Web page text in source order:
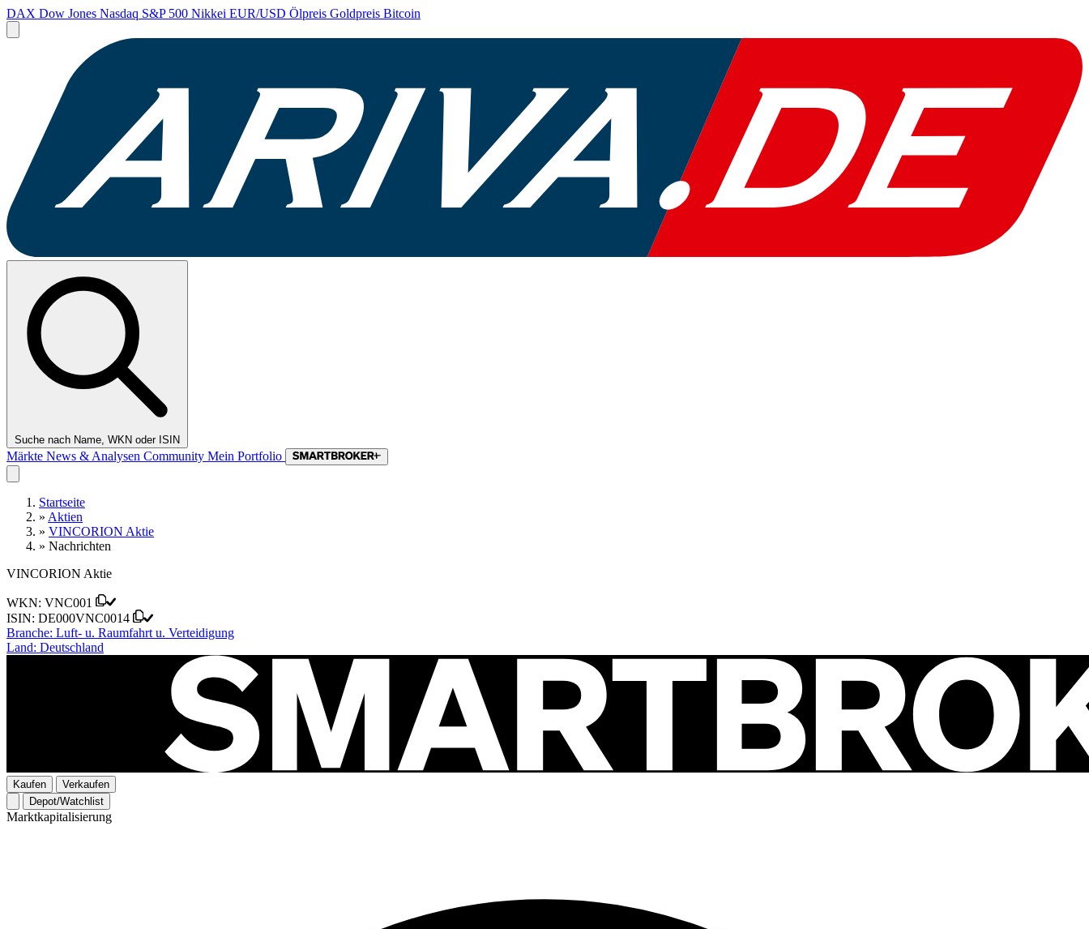
DAX Dow Jones Nasdaq S&P 500 Nikkei EUR/USD Ölpreis Goldpreis Bitcoin
Suche nach Name, WKN oder ISIN
Märkte News & Analysen Community Mein Portfolio
Startseite
» Aktien
» VINCORION Aktie
» Nachrichten
VINCORION Aktie
WKN: VNC001
ISIN: DE000VNC0014
Branche: Luft- u. Raumfahrt u. Verteidigung
Land: Deutschland
Kaufen
Verkaufen
Depot/Watchlist
Marktkapitalisierung